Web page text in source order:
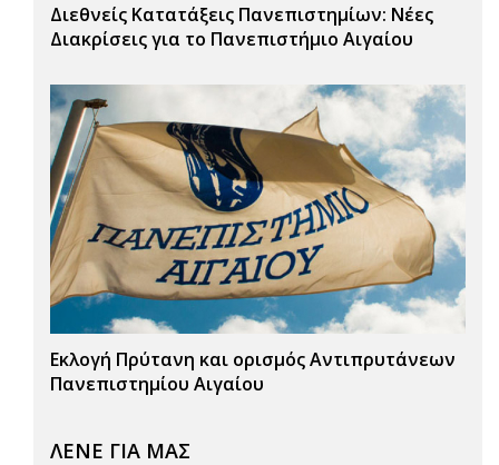
Διεθνείς Κατατάξεις Πανεπιστημίων: Νέες
Διακρίσεις για το Πανεπιστήμιο Αιγαίου
Εκλογή Πρύτανη και ορισμός Αντιπρυτάνεων
Πανεπιστημίου Αιγαίου
ΛΕΝΕ ΓΙΑ ΜΑΣ